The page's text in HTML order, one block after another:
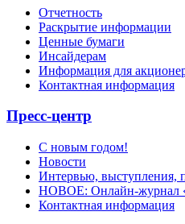
Отчетность
Раскрытие информации
Ценные бумаги
Инсайдерам
Информация для
Контактная информация
Пресс-центр
С новым годом!
Новости
Интервью, выступления,
НОВОЕ: Онлайн-журнал
Контактная информация